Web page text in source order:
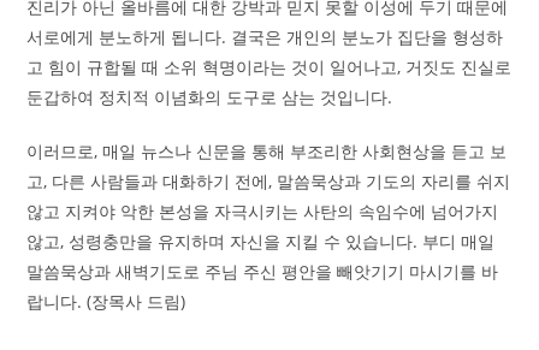
진리가 아닌 올바름에 대한 강박과 믿지 못할 이성에 두기 때문에
서로에게 분노하게 됩니다. 결국은 개인의 분노가 집단을 형성하
고 힘이 규합될 때 소위 혁명이라는 것이 일어나고, 거짓도 진실로
둔갑하여 정치적 이념화의 도구로 삼는 것입니다.
이러므로, 매일 뉴스나 신문을 통해 부조리한 사회현상을 듣고 보
고, 다른 사람들과 대화하기 전에, 말씀묵상과 기도의 자리를 쉬지
않고 지켜야 악한 본성을 자극시키는 사탄의 속임수에 넘어가지
않고, 성령충만을 유지하며 자신을 지킬 수 있습니다. 부디 매일
말씀묵상과 새벽기도로 주님 주신 평안을 빼앗기기 마시기를 바
랍니다. (장목사 드림)